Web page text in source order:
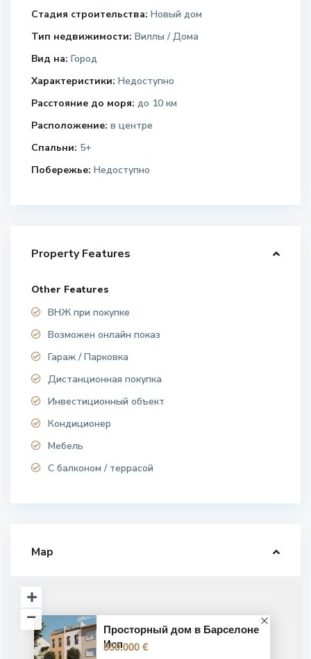
Стадия строительства: Новый дом
Тип недвижимости: Виллы / Дома
Вид на: Город
Характеристики: Недоступно
Расстояние до моря: до 10 км
Расположение: в центре
Спальни: 5+
Побережье: Недоступно
Property Features
Other Features
ВНЖ при покупке
Возможен онлайн показ
Гараж / Парковка
Дистанционная покупка
Инвестиционный объект
Кондиционер
Мебель
С балконом / террасой
Map
Просторный дом в Барселоне
Исп
850.000 €